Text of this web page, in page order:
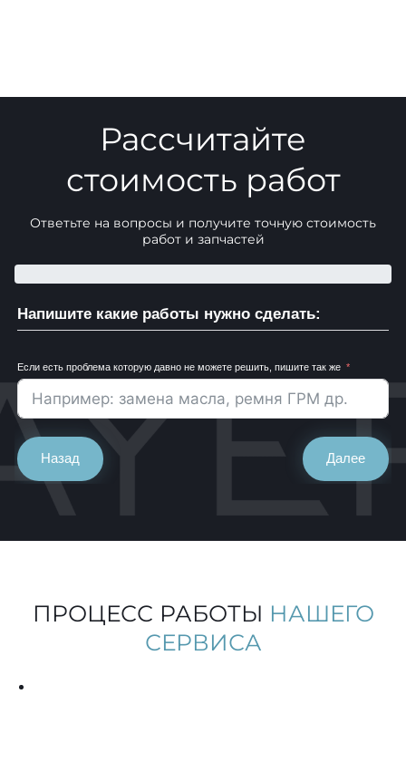
Рассчитайте
стоимость работ
Ответьте на вопросы и получите точную стоимость
работ и запчастей
Напишите какие работы нужно сделать:
Если есть проблема которую давно не можете решить, пишите так же
Назад Далее
ПРОЦЕСС РАБОТЫ НАШЕГО
СЕРВИСА